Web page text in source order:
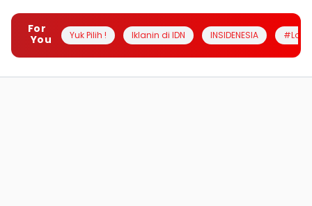
For
You
Yuk Pilih ! Iklanin di IDN INSIDENESIA